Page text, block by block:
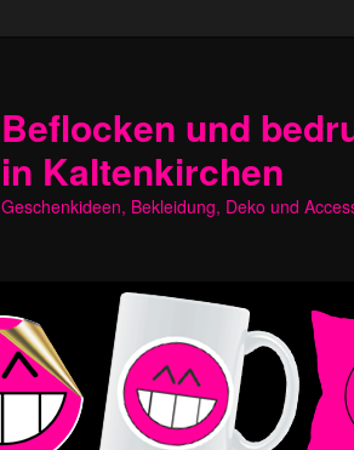
Beflocken und
in Kaltenkirchen
Geschenkideen, Bekleidung, Deko und